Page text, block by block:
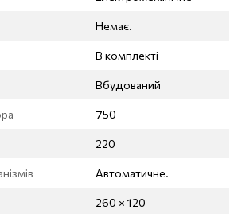
Немає.
В комплекті
Вбудований
750
220
Автоматичне.
260 × 120